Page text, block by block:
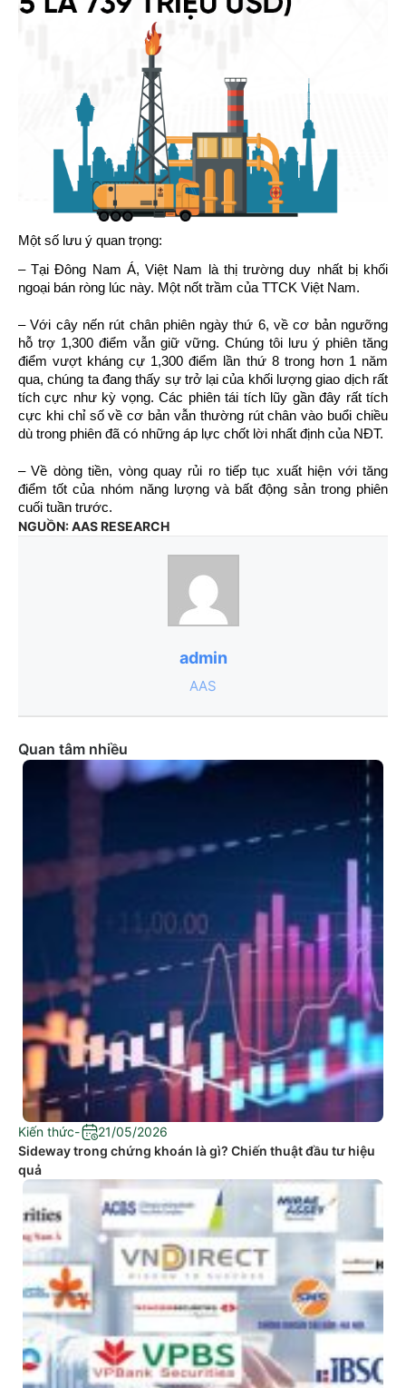
Một số lưu ý quan trọng:
– Tại Đông Nam Á, Việt Nam là thị trường duy nhất bị khối
ngoại bán ròng lúc này. Một nốt trầm của TTCK Việt Nam.
– Với cây nến rút chân phiên ngày thứ 6, về cơ bản ngưỡng
hỗ trợ 1,300 điểm vẫn giữ vững. Chúng tôi lưu ý phiên tăng
điểm vượt kháng cự 1,300 điểm lần thứ 8 trong hơn 1 năm
qua, chúng ta đang thấy sự trở lại của khối lượng giao dịch rất
tích cực như kỳ vọng. Các phiên tái tích lũy gần đây rất tích
cực khi chỉ số về cơ bản vẫn thường rút chân vào buổi chiều
dù trong phiên đã có những áp lực chốt lời nhất định của NĐT.
– Về dòng tiền, vòng quay rủi ro tiếp tục xuất hiện với tăng
điểm tốt của nhóm năng lượng và bất động sản trong phiên
cuối tuần trước.
NGUỒN: AAS RESEARCH
admin
AAS
Quan tâm nhiều
Kiến thức-
21/05/2026
Sideway trong chứng khoán là gì? Chiến thuật đầu tư hiệu
quả